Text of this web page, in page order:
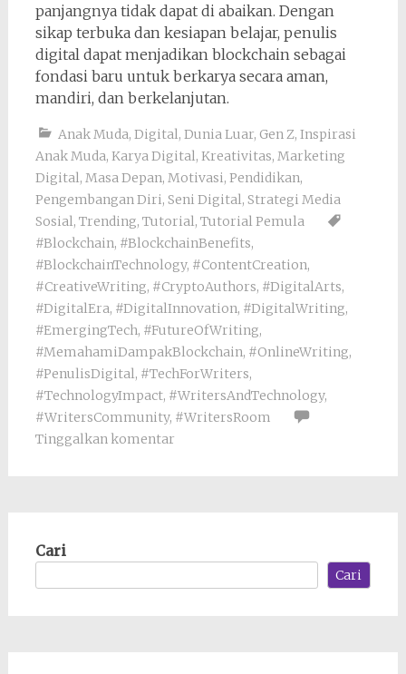
panjangnya tidak dapat di abaikan. Dengan
sikap terbuka dan kesiapan belajar, penulis
digital dapat menjadikan blockchain sebagai
fondasi baru untuk berkarya secara aman,
mandiri, dan berkelanjutan.
Anak Muda, Digital, Dunia Luar, Gen Z, Inspirasi
Anak Muda, Karya Digital, Kreativitas, Marketing
Digital, Masa Depan, Motivasi, Pendidikan,
Pengembangan Diri, Seni Digital, Strategi Media
Sosial, Trending, Tutorial, Tutorial Pemula
#Blockchain, #BlockchainBenefits,
#BlockchainTechnology, #ContentCreation,
#CreativeWriting, #CryptoAuthors, #DigitalArts,
#DigitalEra, #DigitalInnovation, #DigitalWriting,
#EmergingTech, #FutureOfWriting,
#MemahamiDampakBlockchain, #OnlineWriting,
#PenulisDigital, #TechForWriters,
#TechnologyImpact, #WritersAndTechnology,
#WritersCommunity, #WritersRoom
Tinggalkan komentar
Cari
Cari